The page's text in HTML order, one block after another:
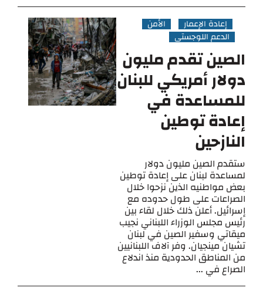
إعادة الإعمار
الأمن
الدعم اللوجستي
الصين تقدم مليون
دولار أمريكي للبنان
للمساعدة في
إعادة توطين
النازحين
ستقدم الصين مليون دولار
لمساعدة لبنان على إعادة توطين
بعض مواطنيه الذين نزحوا خلال
الصراعات على طول حدوده مع
إسرائيل. أعلن ذلك خلال لقاء بين
رئيس مجلس الوزراء اللبناني نجيب
ميقاتي وسفير الصين في لبنان
تشيان مينجيان. وفر آلاف اللبنانيين
من المناطق الحدودية منذ اندلاع
الصراع في ...